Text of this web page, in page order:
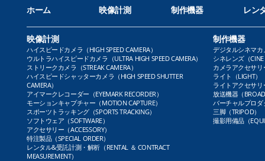
ホーム 映像計測 制作機器 レン
映像計測
ハイスピードカメラ（HIGH SPEED CAMERA）
ウルトラハイスピードカメラ（ULTRA HIGH SPEED CAMERA）
ストリークカメラ（STREAK CAMERA）
ハイスピードシャッターカメラ（HIGH SPEED SHUTTER
CAMERA）
アイマークレコーダー（EYEMARK RECORDER）
モーションキャプチャー（MOTION CAPTURE）
スポーツトラッキング（SPORTS TRACKING）
ソフトウェア（SOFTWARE）
アクセサリー（ACCESSORY）
特注製品（SPECIAL ORDER）
レンタル&受託計測・解析（RENTAL ＆ CONTRACT
MEASUREMENT）
制作機器
デジタルシネマカ
シネレンズ（CINE
カメラアクセサリ
ライト（LIGHT）
ライトアクセサリ
放送機器（
バーチャルプロダ
三脚（TRIPOD）
撮影用備品（